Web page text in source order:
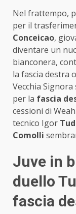
Nel frattempo,
per il
Conceicao,
diventare un
bianconera,
la fascia destra
Vecchia
per la fascia
cessioni di
tecnico Igor
Comolli
Juve in
duello
fascia